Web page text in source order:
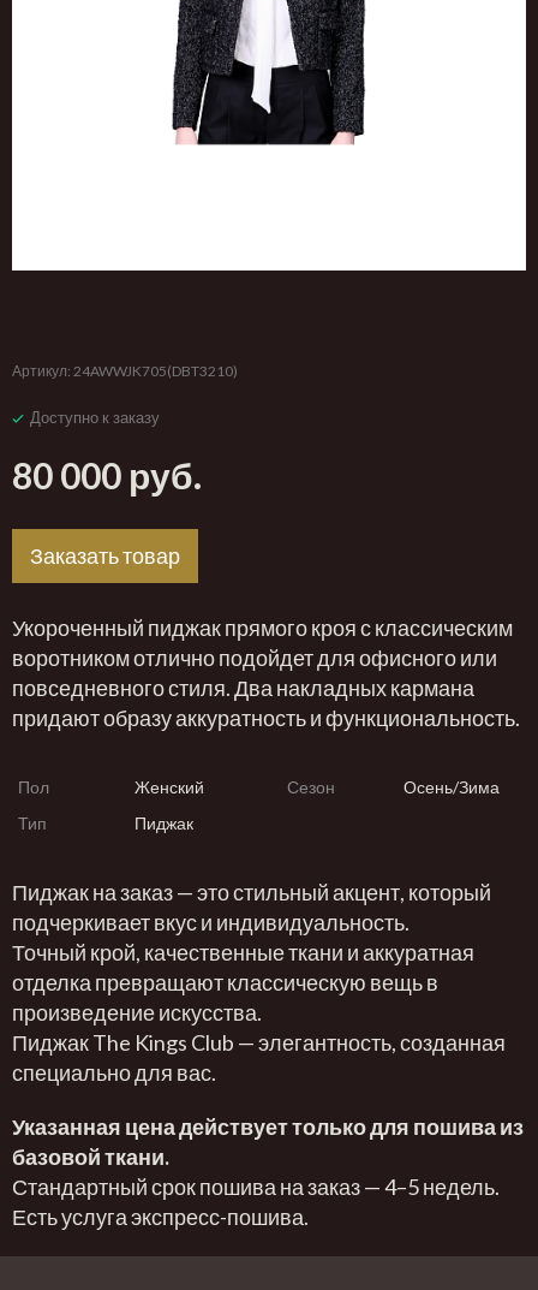
Артикул: 24AWWJK705(DBT3210)
Доступно к заказу
80 000 руб.
Заказать товар
Укороченный пиджак прямого кроя с классическим
воротником отлично подойдет для офисного или
повседневного стиля. Два накладных кармана
придают образу аккуратность и функциональность.
Пол Женский Сезон
Осень/Зима
Тип
Пиджак
Пиджак на заказ — это стильный акцент, который
подчеркивает вкус и индивидуальность.
Точный крой, качественные ткани и аккуратная
отделка превращают классическую вещь в
произведение искусства.
Пиджак The Kings Club — элегантность, созданная
специально для вас.
Указанная цена действует только для пошива из
базовой ткани.
Стандартный срок пошива на заказ — 4–5 недель.
Есть услуга экспресс-пошива.